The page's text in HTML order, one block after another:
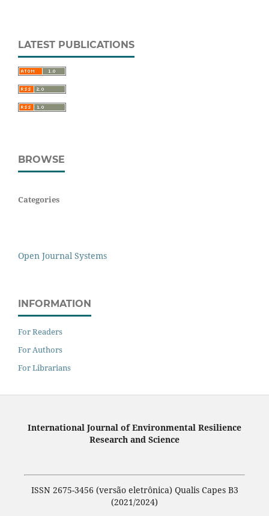
LATEST PUBLICATIONS
BROWSE
Categories
Open Journal Systems
INFORMATION
For Readers
For Authors
For Librarians
International Journal of Environmental Resilience
Research and Science
ISSN 2675-3456 (versão eletrônica) Qualis Capes B3
(2021/2024)